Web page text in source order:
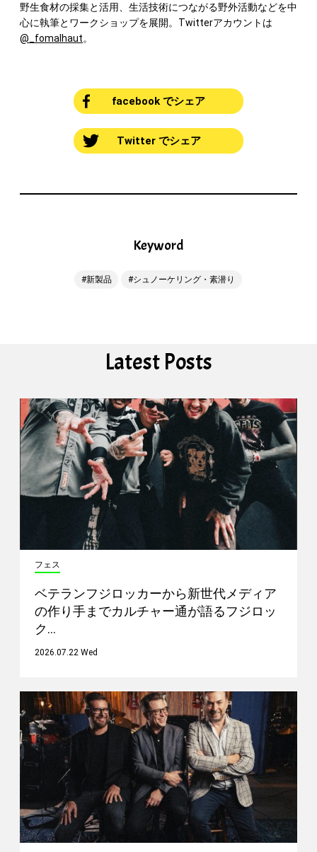
野生食材の採集と活用、生活技術につながる野外活動などを中
心に執筆とワークショップを展開。Twitterアカウントは
@_fomalhaut。
facebook でシェア
Twitter でシェア
Keyword
新製品 シュノーケリング・素潜り
Latest Posts
フェス
ベテランフジロッカーから新世代メディア
の作り手までカルチャー通が語るフジロッ
ク…
2026.07.22 Wed